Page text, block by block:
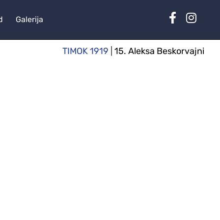
Galerija
TIMOK 1919 15. Aleksa Beskorvajni